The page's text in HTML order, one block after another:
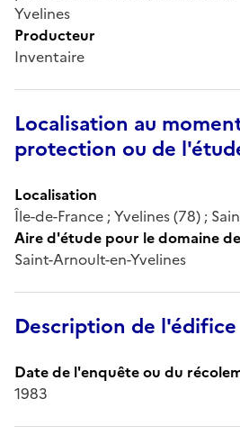
Yvelines
Producteur
Inventaire
Localisation au
protection ou de
Localisation
Île-de-France ; Yvelines (78) ;
Aire d'étude pour le domaine
Saint-Arnoult-en-Yvelines
Description de l'édifice
Date de l'enquête ou du
1983